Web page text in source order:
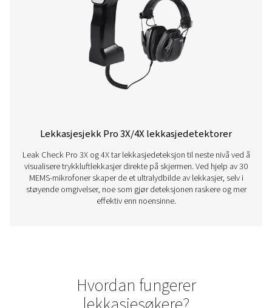
Lekkasjesjekk Pro 1X/2X
lekkasjedeteksjon, integrerte kameraer og